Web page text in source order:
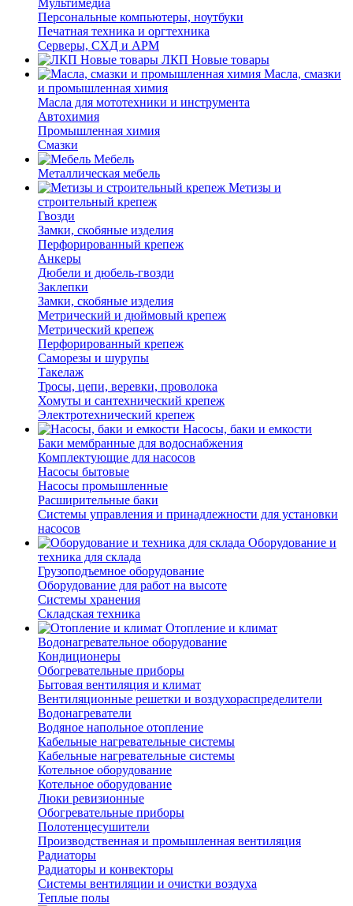
Мультимедиа
Персональные компьютеры, ноутбуки
Печатная техника и оргтехника
Серверы, СХД и АРМ
ЛКП Новые товары
Масла, смазки
и промышленная химия
Масла для мототехники и инструмента
Автохимия
Промышленная химия
Смазки
Мебель
Металлическая мебель
Метизы и
строительный крепеж
Гвозди
Замки, скобяные изделия
Перфорированный крепеж
Анкеры
Дюбели и дюбель-гвозди
Заклепки
Замки, скобяные изделия
Метрический и дюймовый крепеж
Метрический крепеж
Перфорированный крепеж
Саморезы и шурупы
Такелаж
Тросы, цепи, веревки, проволока
Хомуты и сантехнический крепеж
Электротехнический крепеж
Насосы, баки и емкости
Баки мембранные для водоснабжения
Комплектующие для насосов
Насосы бытовые
Насосы промышленные
Расширительные баки
Системы управления и принадлежности для установки
насосов
Оборудование и
техника для склада
Грузоподъемное оборудование
Оборудование для работ на высоте
Системы хранения
Складская техника
Отопление и климат
Водонагревательное оборудование
Кондиционеры
Обогревательные приборы
Бытовая вентиляция и климат
Вентиляционные решетки и воздухораспределители
Водонагреватели
Водяное напольное отопление
Кабельные нагревательные системы
Кабельные нагревательные системы
Котельное оборудование
Котельное оборудование
Люки ревизионные
Обогревательные приборы
Полотенцесушители
Производственная и промышленная вентиляция
Радиаторы
Радиаторы и конвекторы
Системы вентиляции и очистки воздуха
Теплые полы